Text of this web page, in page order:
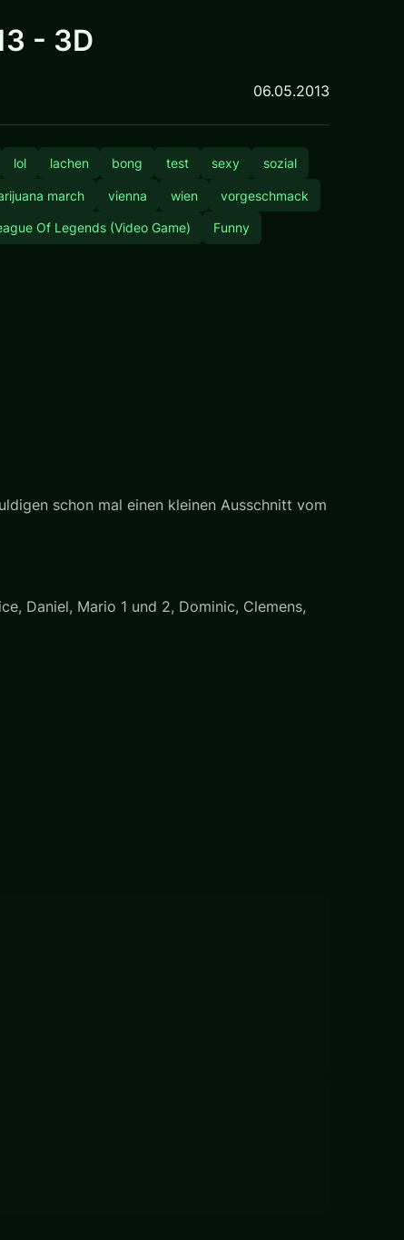
- 3D
06.05.2013
lol lachen bong test sexy sozial
march vienna wien vorgeschmack
Of Legends (Video Game) Funny
schon mal einen kleinen Ausschnitt vom
Daniel, Mario 1 und 2, Dominic, Clemens,